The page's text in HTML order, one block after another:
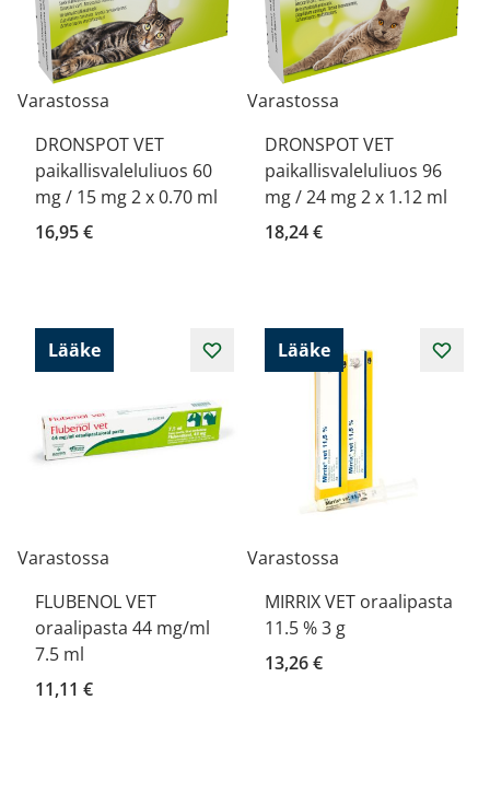
Varastossa
DRONSPOT VET
paikallisvaleluliuos 60
mg / 15 mg 2 x 0.70 ml
16,95 €
Varastossa
DRONSPOT VET
paikallisvaleluliuos 96
mg / 24 mg 2 x 1.12 ml
18,24 €
Lääke
Varastossa
FLUBENOL VET
oraalipasta 44 mg/ml
7.5 ml
11,11 €
Lääke
Varastossa
MIRRIX VET oraalipasta
11.5 % 3 g
13,26 €